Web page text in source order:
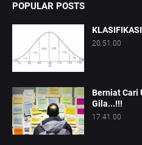
POPULAR POSTS
20.51.00
Berniat Cari
Gila...!!!
17.41.00